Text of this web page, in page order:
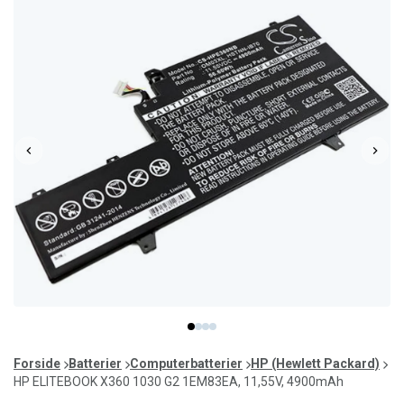
item
0
item
1
item
2
item
3
of
4
Forside Batterier Computerbatterier
HP (Hewlett Packard)
HP ELITEBOOK X360 1030 G2 1EM83EA, 11,55V, 4900mAh